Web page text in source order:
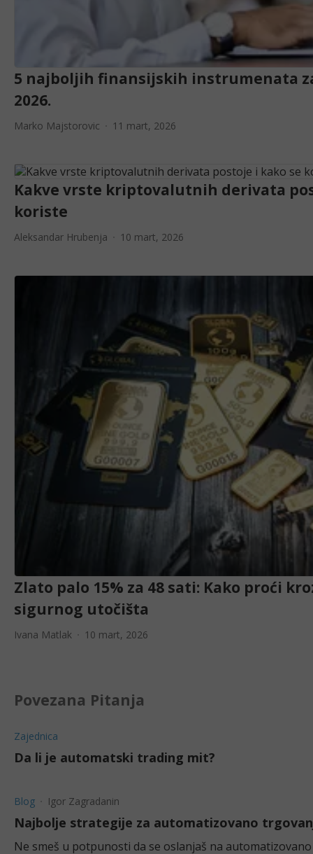
5 najboljih finansijskih instrumenata
2026.
Marko Majstorovic 11 mart, 2026
Kakve vrste kriptovalutnih derivata
koriste
Aleksandar Hrubenja 10 mart, 2026
Zlato palo 15% za 48 sati: Kako proći
sigurnog utočišta
Ivana Matlak 10 mart, 2026
Povezana Pitanja
Zajednica
Da li je automatski trading mit?
Blog Igor Zagradanin
Najbolje strategije za automatizovano
Ne smeš u potpunosti da se oslanjaš na